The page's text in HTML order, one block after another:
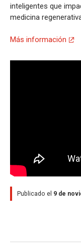
inteligentes que
medicina
Más información
Publicado el 9 de